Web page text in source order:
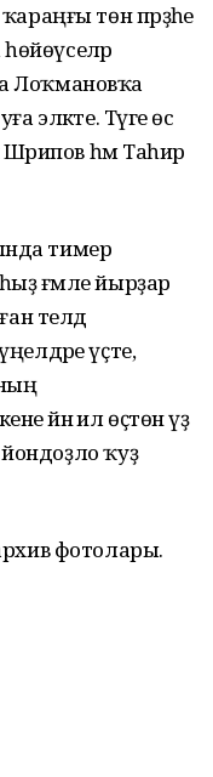
төн пәрҙәһе
һөйөүселәр
Лоҡмановҡа
эләкте. Тәүге өс
һәм Таһир
тимер
ғәмле йырҙар
телдә
үҫте,
йәнә ил өҫтөнә үҙ
йондоҙло ҡуҙ
фотолары.